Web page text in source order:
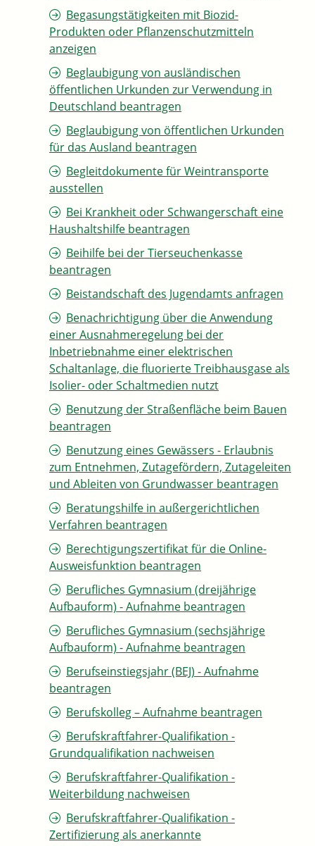
Begasungstätigkeiten mit Biozid-
Produkten oder Pflanzenschutzmitteln
anzeigen
Beglaubigung von ausländischen
öffentlichen Urkunden zur Verwendung in
Deutschland beantragen
Beglaubigung von öffentlichen Urkunden
für das Ausland beantragen
Begleitdokumente für Weintransporte
ausstellen
Bei Krankheit oder Schwangerschaft eine
Haushaltshilfe beantragen
Beihilfe bei der Tierseuchenkasse
beantragen
Beistandschaft des Jugendamts anfragen
Benachrichtigung über die Anwendung
einer Ausnahmeregelung bei der
Inbetriebnahme einer elektrischen
Schaltanlage, die fluorierte Treibhausgase als
Isolier- oder Schaltmedien nutzt
Benutzung der Straßenfläche beim Bauen
beantragen
Benutzung eines Gewässers - Erlaubnis
zum Entnehmen, Zutagefördern, Zutageleiten
und Ableiten von Grundwasser beantragen
Beratungshilfe in außergerichtlichen
Verfahren beantragen
Berechtigungszertifikat für die Online-
Ausweisfunktion beantragen
Berufliches Gymnasium (dreijährige
Aufbauform) - Aufnahme beantragen
Berufliches Gymnasium (sechsjährige
Aufbauform) - Aufnahme beantragen
Berufseinstiegsjahr (BEJ) - Aufnahme
beantragen
Berufskolleg – Aufnahme beantragen
Berufskraftfahrer-Qualifikation -
Grundqualifikation nachweisen
Berufskraftfahrer-Qualifikation -
Weiterbildung nachweisen
Berufskraftfahrer-Qualifikation -
Zertifizierung als anerkannte